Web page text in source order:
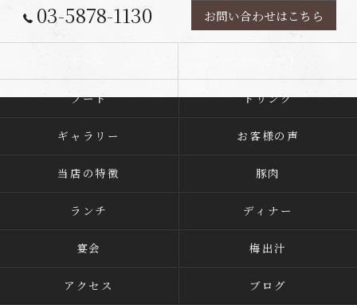
03-5878-1130 お問い合わせはこちら
コンセプト
フード ドリンク
ギャラリー お客様の声
当店の特徴 豚肉
ランチ ディナー
宴会 梅出汁
アクセス ブログ